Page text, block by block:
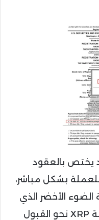
يختص بالعقود
للعملة بشكل مباشر،
الضوء الأخضر الذي
طالما انتظرته الأسواق لبدء رحلة XRP نحو القبول